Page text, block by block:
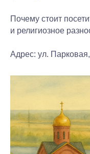
Почему стоит
и религиозное
Адрес: ул.